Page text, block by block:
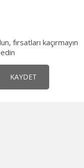
fırsatları kaçırmayın
KAYDET